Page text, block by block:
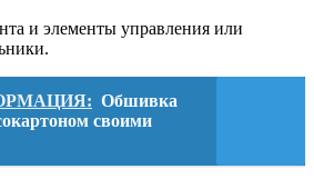
и элементы управления или
Обшивка
своими